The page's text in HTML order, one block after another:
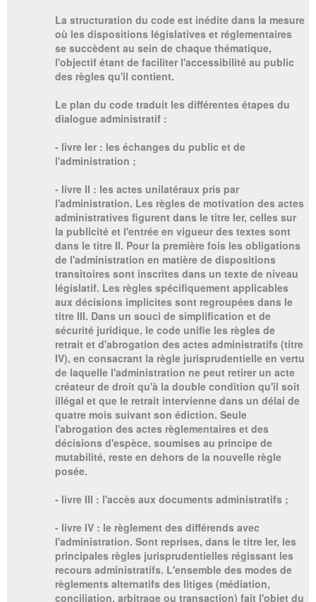
La structuration du code est inédite dans la mesure
où les dispositions législatives et réglementaires
se succèdent au sein de chaque thématique,
l'objectif étant de faciliter l'accessibilité au public
des règles qu'il contient.
Le plan du code traduit les différentes étapes du
dialogue administratif :
- livre Ier : les échanges du public et de
l'administration ;
- livre II : les actes unilatéraux pris par
l'administration. Les règles de motivation des actes
administratives figurent dans le titre Ier, celles sur
la publicité et l'entrée en vigueur des textes sont
dans le titre II. Pour la première fois les obligations
de l'administration en matière de dispositions
transitoires sont inscrites dans un texte de niveau
législatif. Les règles spécifiquement applicables
aux décisions implicites sont regroupées dans le
titre III. Dans un souci de simplification et de
sécurité juridique, le code unifie les règles de
retrait et d'abrogation des actes administratifs (titre
IV), en consacrant la règle jurisprudentielle en vertu
de laquelle l'administration ne peut retirer un acte
créateur de droit qu'à la double condition qu'il soit
illégal et que le retrait intervienne dans un délai de
quatre mois suivant son édiction. Seule
l'abrogation des actes règlementaires et des
décisions d'espèce, soumises au principe de
mutabilité, reste en dehors de la nouvelle règle
posée.
- livre III : l'accès aux documents administratifs ;
- livre IV : le règlement des différends avec
l'administration. Sont reprises, dans le titre Ier, les
principales règles jurisprudentielles régissant les
recours administratifs. L'ensemble des modes de
règlements alternatifs des litiges (médiation,
conciliation, arbitrage ou transaction) fait l'objet du